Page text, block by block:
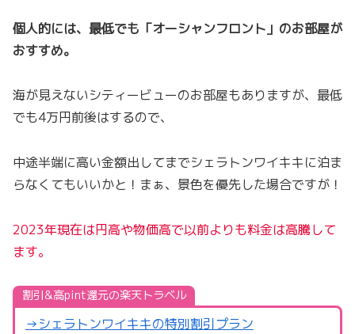
個人的には、最低でも「オーシャンフロント」のお部屋が
おすすめ。
海が見えないシティービューのお部屋もありますが、最低
でも4万円前後はするので、
中途半端に高い金額出してまでシェラトンワイキキに泊ま
らなくてもいいかと！まぁ、景色を優先した場合ですが！
2023年現在は円高や物価高で以前よりも料金は高騰して
ます。
割引&高pint還元の楽天トラベル
→シェラトンワイキキの特別割引プラン